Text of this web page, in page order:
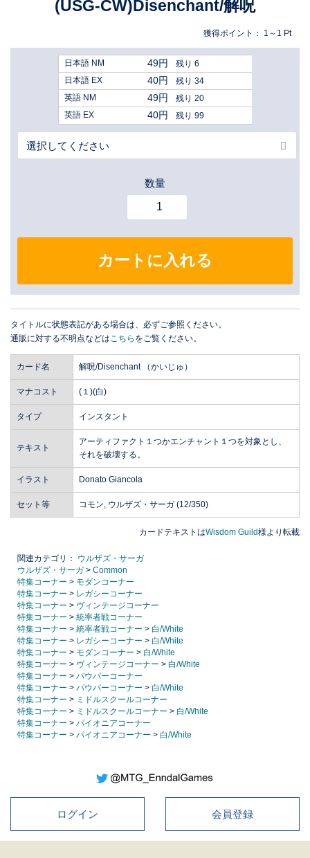
(USG-CW)Disenchant/解呪
獲得ポイント： 1～1 Pt
日本語 NM 49円
残り 6
日本語 EX
40円
残り 34
英語 NM
49円
残り 20
英語 EX
40円 残り 99
数量
カートに入れる
タイトルに状態表記がある場合は、必ずご参照ください。
通販に対する不明点などは こちら をご覧ください。
カード名 解呪/Disenchant （かいじゅ）
マナコスト (１)(白)
タイプ インスタント
テキスト
アーティファクト１つかエンチャント１つを対象とし、
それを破壊する。
イラスト Donato Giancola
セット等 コモン, ウルザズ・サーガ (12/350)
カードテキストはWisdom Guild様より転載
関連カテゴリ：
ウルザズ・サーガ
ウルザズ・サーガ > Common
特集コーナー > モダンコーナー
特集コーナー > レガシーコーナー
特集コーナー > ヴィンテージコーナー
特集コーナー > 統率者戦コーナー
特集コーナー > 統率者戦コーナー > 白/White
特集コーナー > レガシーコーナー > 白/White
特集コーナー > モダンコーナー > 白/White
特集コーナー > ヴィンテージコーナー > 白/White
特集コーナー > パウパーコーナー
特集コーナー > パウパーコーナー > 白/White
特集コーナー > ミドルスクールコーナー
特集コーナー > ミドルスクールコーナー > 白/White
特集コーナー > パイオニアコーナー
特集コーナー > パイオニアコーナー > 白/White
ログイン 会員登録